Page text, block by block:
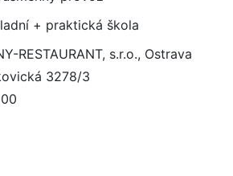
+ praktická škola
RESTAURANT, s.r.o., Ostrava
3278/3